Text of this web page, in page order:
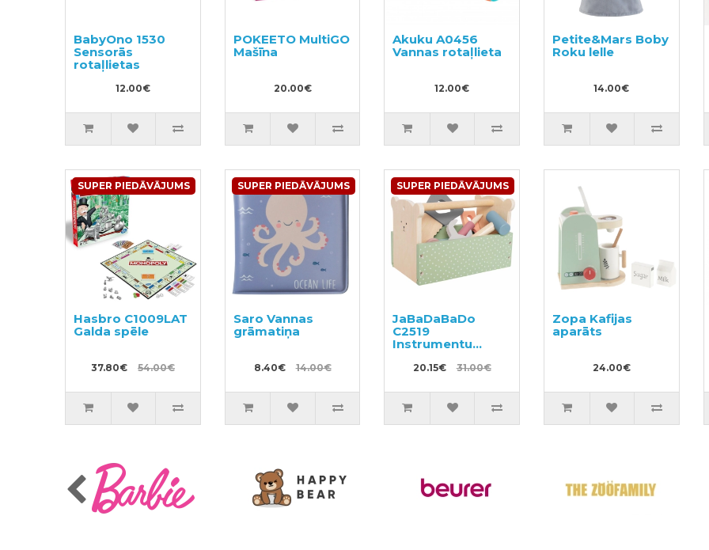
BabyOno 1530
Sensorās
rotaļlietas
12.00€
POKEETO MultiGO
Mašīna
20.00€
Akuku A0456
Vannas rotaļlieta
12.00€
Petite&Mars Boby
Roku lelle
14.00€
SUPER PIEDĀVĀJUMS
Hasbro C1009LAT
Galda spēle
37.80€ 54.00€
SUPER PIEDĀVĀJUMS
Saro Vannas
grāmatiņa
8.40€ 14.00€
SUPER PIEDĀVĀJUMS
JaBaDaBaDo
C2519
Instrumentu
20.15€ 31.00€
Zopa Kafijas
aparāts
24.00€